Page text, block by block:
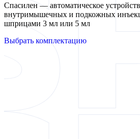
Спасилен — автоматическое
внутримышечных и подкожных
шприцами 3 мл или 5 мл
Выбрать комплектацию